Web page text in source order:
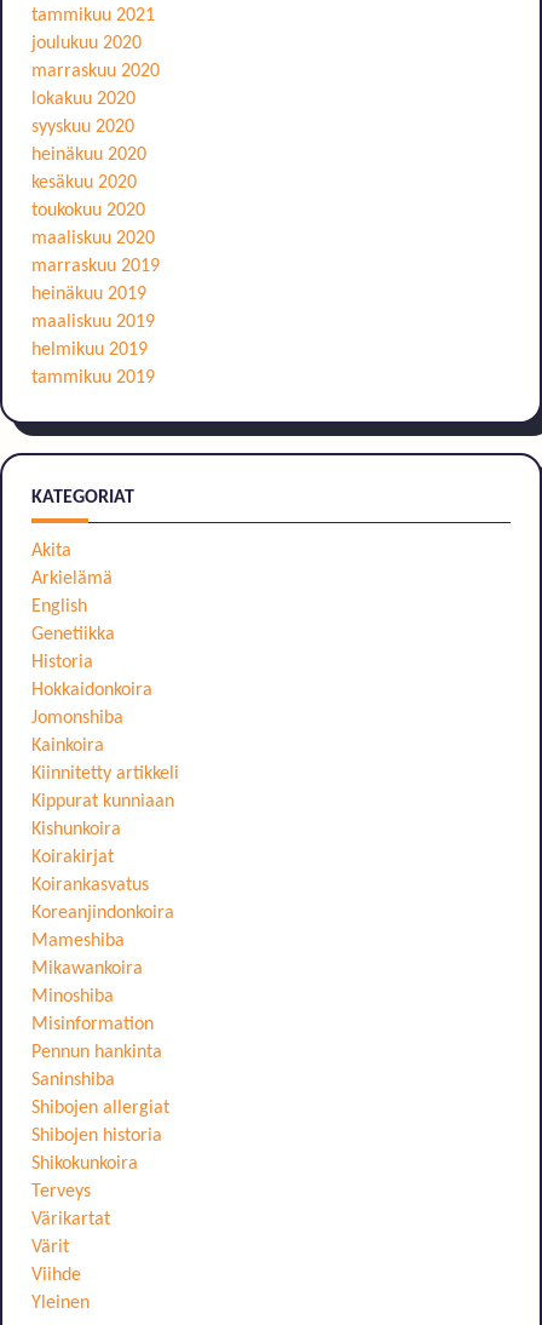
tammikuu 2021
joulukuu 2020
marraskuu 2020
lokakuu 2020
syyskuu 2020
heinäkuu 2020
kesäkuu 2020
toukokuu 2020
maaliskuu 2020
marraskuu 2019
heinäkuu 2019
maaliskuu 2019
helmikuu 2019
tammikuu 2019
KATEGORIAT
Akita
Arkielämä
English
Genetiikka
Historia
Hokkaidonkoira
Jomonshiba
Kainkoira
Kiinnitetty artikkeli
Kippurat kunniaan
Kishunkoira
Koirakirjat
Koirankasvatus
Koreanjindonkoira
Mameshiba
Mikawankoira
Minoshiba
Misinformation
Pennun hankinta
Saninshiba
Shibojen allergiat
Shibojen historia
Shikokunkoira
Terveys
Värikartat
Värit
Viihde
Yleinen